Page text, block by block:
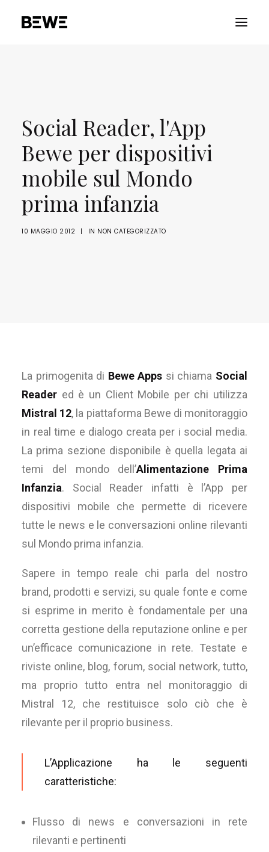
SERVIZI
ADVOCACY
CONTATTACI
Social Reader, l'App
Bewe per dispositivi
mobile sul Mondo
prima infanzia
10 MAGGIO 2012 | IN NON CATEGORIZZATO
La primogenita di Bewe Apps si chiama Social
Reader ed è un Client Mobile per chi utilizza
Mistral 12, la piattaforma Bewe di monitoraggio
in real time e dialogo creata per i social media.
La prima sezione disponibile è quella legata ai
temi del mondo dell’Alimentazione Prima
Infanzia. Social Reader infatti è l’App per
dispositivi mobile che permette di ricevere
tutte le news e le conversazioni online rilevanti
sul Mondo prima infanzia.
Sapere in tempo reale chi parla del nostro
brand, prodotti e servizi, su quale fonte e come
si esprime in merito è fondamentale per una
corretta gestione della reputazione online e per
un’efficace comunicazione in rete. Testate e
riviste online, blog, forum, social network, tutto,
ma proprio tutto entra nel monitoraggio di
Mistral 12, che restituisce solo ciò che è
rilevante per il proprio business.
L’Applicazione ha le seguenti
caratteristiche:
Flusso di news e conversazioni in rete
rilevanti e pertinenti